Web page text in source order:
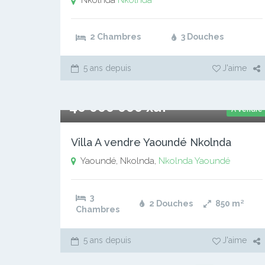
2 Chambres 3 Douches
5 ans depuis J'aime
A vendre
40 000 000 xaf
Villa A vendre Yaoundé Nkolnda
Yaoundé, Nkolnda, Nkolnda Yaoundé
3
Chambres
2 Douches 850 m²
5 ans depuis J'aime